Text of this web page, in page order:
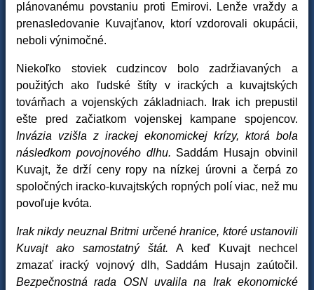
plánovanému povstaniu proti Emirovi. Lenže vraždy a
prenasledovanie Kuvajťanov, ktorí vzdorovali okupácii,
neboli výnimočné.
Niekoľko stoviek cudzincov bolo zadržiavaných a
použitých ako ľudské štíty v irackých a kuvajtských
továrňach a vojenských základniach. Irak ich prepustil
ešte pred začiatkom vojenskej kampane spojencov.
Invázia vzišla z irackej ekonomickej krízy, ktorá bola
následkom povojnového dlhu. Saddám Husajn obvinil
Kuvajt, že drží ceny ropy na nízkej úrovni a čerpá zo
spoločných iracko-kuvajtských ropných polí viac, než mu
povoľuje kvóta.
Irak nikdy neuznal Britmi určené hranice, ktoré ustanovili
Kuvajt ako samostatný štát.A keď Kuvajt nechcel
zmazať iracký vojnový dlh, Saddám Husajn zaútočil.
Bezpečnostná rada OSN uvalila na Irak ekonomické